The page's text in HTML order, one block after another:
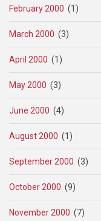
February 2000 (1)
March 2000 (3)
April 2000 (1)
May 2000 (3)
June 2000 (4)
August 2000 (1)
September 2000 (3)
October 2000 (9)
November 2000 (7)